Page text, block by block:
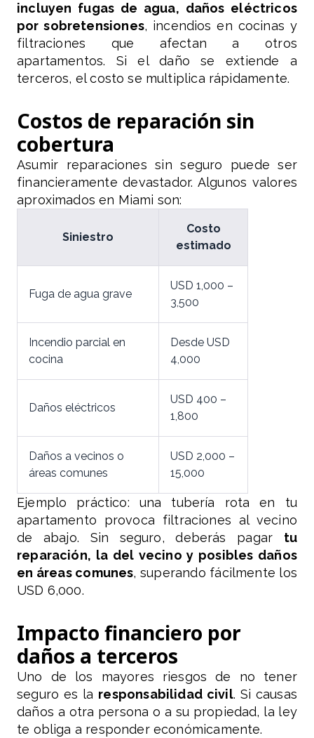
incluyen fugas de agua, daños eléctricos
por sobretensiones, incendios en cocinas y
filtraciones que afectan a otros
apartamentos. Si el daño se extiende a
terceros, el costo se multiplica rápidamente.
Costos de reparación sin
cobertura
Asumir reparaciones sin seguro puede ser
financieramente devastador. Algunos valores
aproximados en Miami son:
Siniestro
Costo
estimado
Fuga de agua grave
USD 1,000 –
3,500
Incendio parcial en
cocina
Desde USD
4,000
Daños eléctricos
USD 400 –
1,800
Daños a vecinos o
áreas comunes
USD 2,000 –
15,000
Ejemplo práctico: una tubería rota en tu
apartamento provoca filtraciones al vecino
de abajo. Sin seguro, deberás pagar tu
reparación, la del vecino y posibles daños
en áreas comunes, superando fácilmente los
USD 6,000.
Impacto financiero por
daños a terceros
Uno de los mayores riesgos de no tener
seguro es la responsabilidad civil. Si causas
daños a otra persona o a su propiedad, la ley
te obliga a responder económicamente.